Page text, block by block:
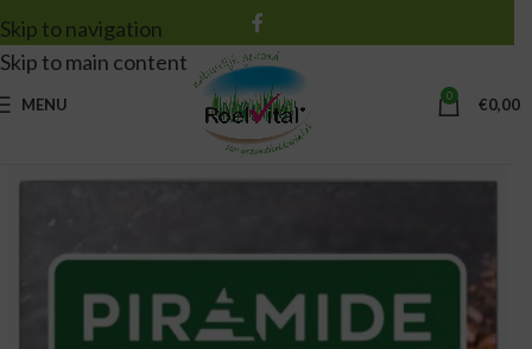
Skip to navigation
Skip to main content
MENU 0 €0,00